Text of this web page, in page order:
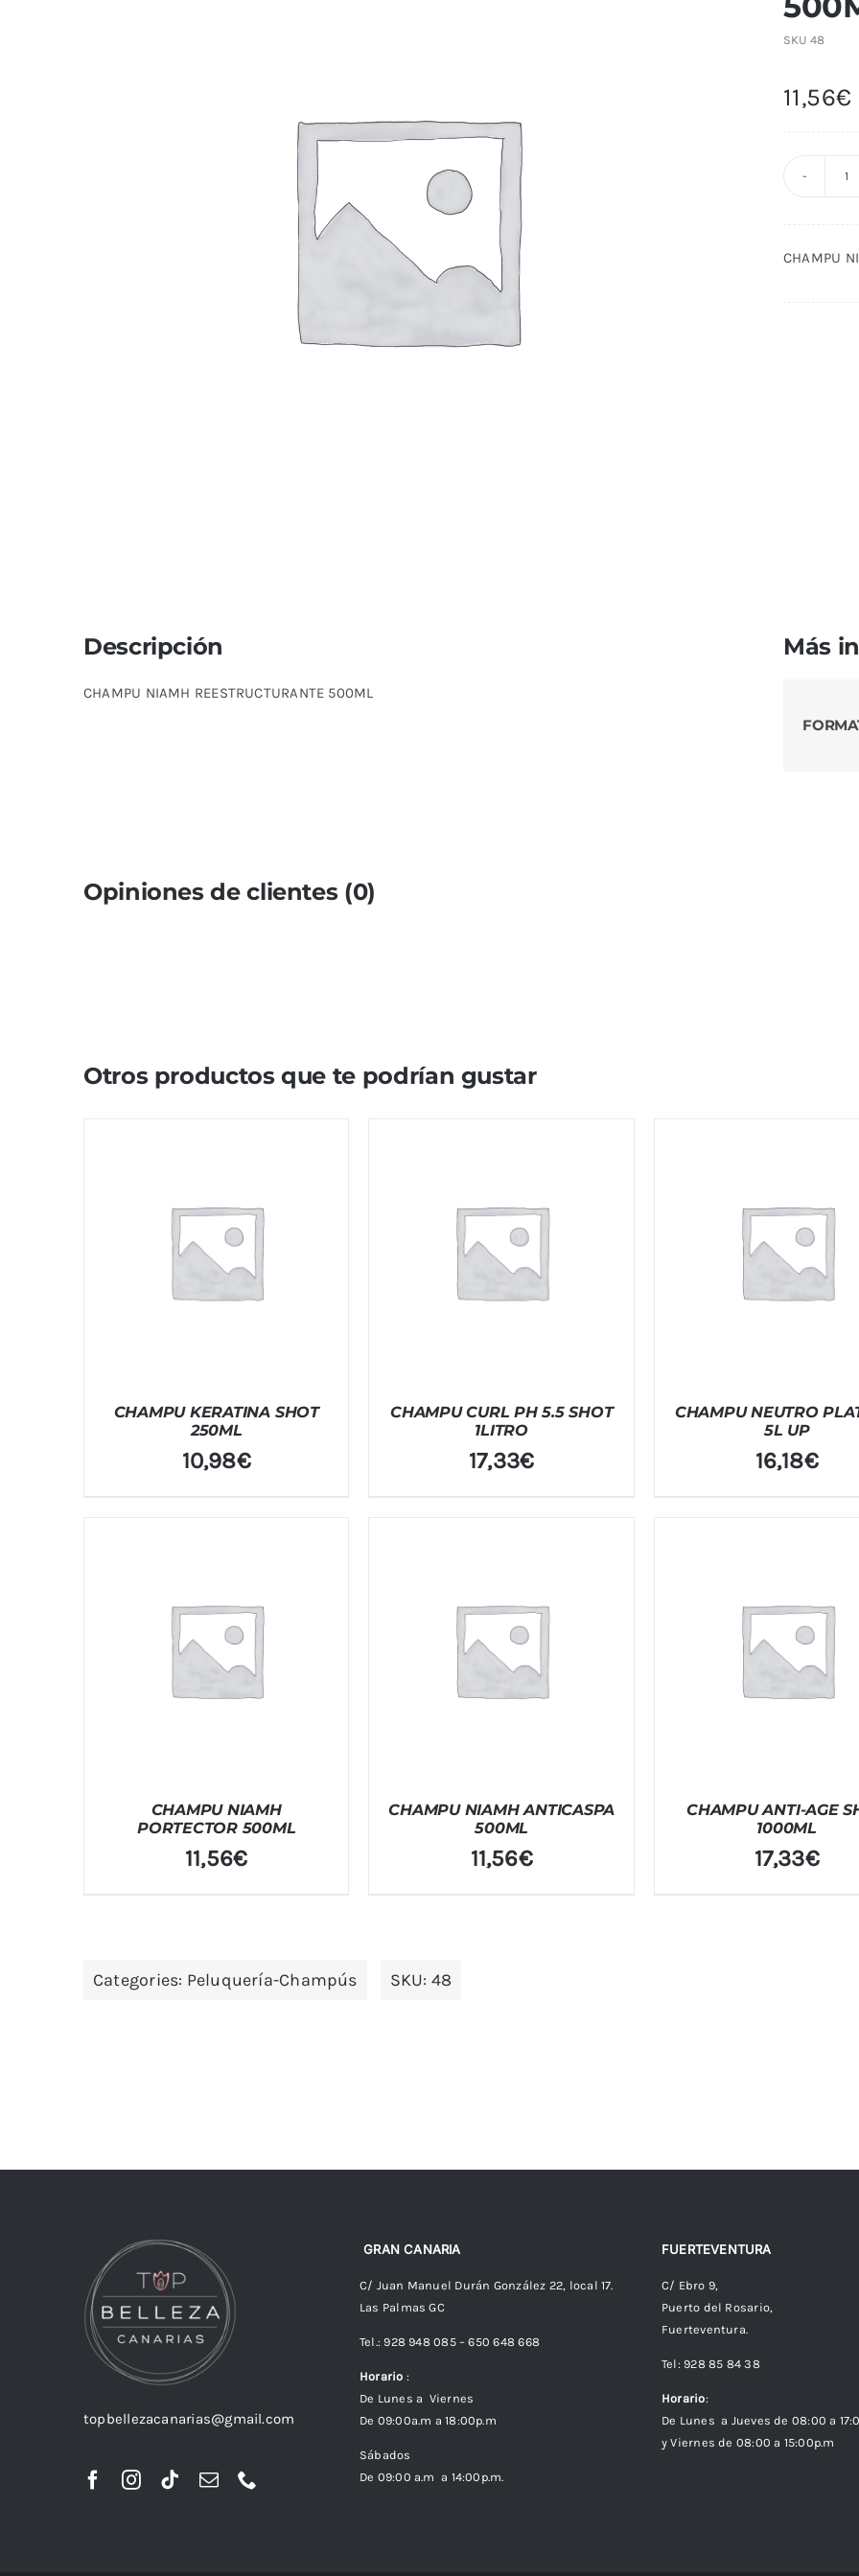
SKU 48
11,56€
CHAMPU
Descripción
CHAMPU NIAMH REESTRUCTURANTE 500ML
Más
Opiniones de clientes (0)
Otros productos que te podrían gustar
CHAMPU KERATINA SHOT
250ML
10,98€
CHAMPU CURL PH 5.5 SHOT
1LITRO
17,33€
CHAMPU NEUTRO
5L UP
16,18€
CHAMPU NIAMH
PORTECTOR 500ML
11,56€
CHAMPU NIAMH ANTICASPA
500ML
11,56€
CHAMPU ANTI-AGE
1000ML
17,33€
Categories: Peluquería-Champús SKU: 48
topbellezacanarias@gmail.com
GRAN CANARIA
C/ Juan Manuel Durán González 22, local 17.
Las Palmas GC
Tel.: 928 948 085 – 650 648 668
Horario :
De Lunes a Viernes
De 09:00a.m a 18:00p.m
Sábados
De 09:00 a.m a 14:00p.m.
FUERTEVENTURA
C/ Ebro 9,
Puerto del Rosario,
Fuerteventura.
Tel: 928 85 84 38
Horario:
De Lunes a Jueves de 08:00 a
y Viernes de 08:00 a 15:00p.m